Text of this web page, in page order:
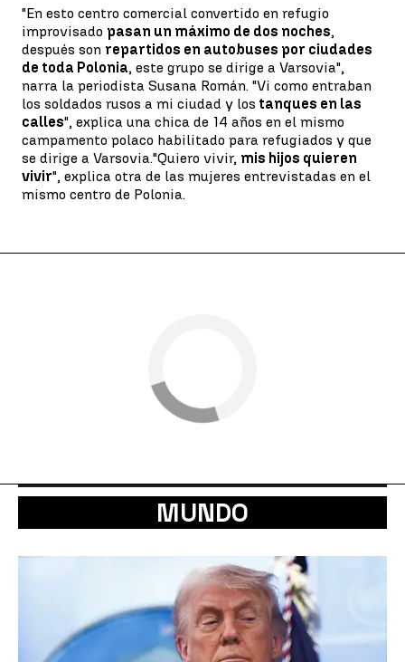
"En esto centro comercial convertido en refugio
improvisado pasan un máximo de dos noches,
después son repartidos en autobuses por ciudades
de toda Polonia, este grupo se dirige a Varsovia",
narra la periodista Susana Román. "Vi como entraban
los soldados rusos a mi ciudad y los tanques en las
calles", explica una chica de 14 años en el mismo
campamento polaco habilitado para refugiados y que
se dirige a Varsovia."Quiero vivir, mis hijos quieren
vivir", explica otra de las mujeres entrevistadas en el
mismo centro de Polonia.
MUNDO